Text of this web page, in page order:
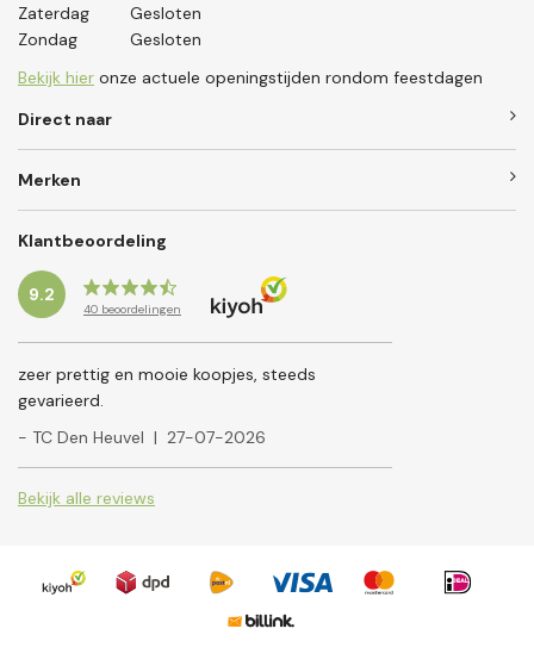
Zaterdag
Gesloten
Zondag
Gesloten
Bekijk hier onze actuele openingstijden rondom feestdagen
Direct naar
Merken
Klantbeoordeling
9.2
40 beoordelingen
zeer prettig en mooie koopjes, steeds
gevarieerd.
- TC Den Heuvel | 27-07-2026
Bekijk alle reviews